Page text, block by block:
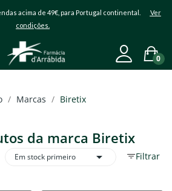
acima de 49€, para Portugal continental. Ver
condições.
0
Marcas Biretix
da marca Biretix
Filtrar
Em stock primeiro 